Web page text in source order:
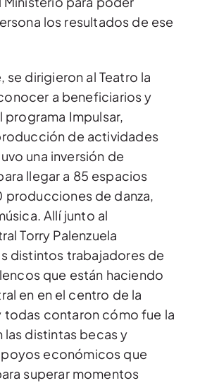
los resultados de ese
dirigieron al Teatro la
a beneficiarios y
Impulsar,
de actividades
una inversión de
llegar a 85 espacios
producciones de danza,
Allí junto al
Torry Palenzuela
distintos trabajadores de
que están haciendo
en en el centro de la
todas contaron cómo fue la
las distintas becas y
económicos que
superar momentos